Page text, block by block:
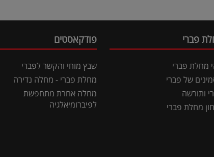
פברי
מחלת פברי
של פברי
ותורשה
מחלת פברי
פודקאסטים
שבץ מוחי והקשר לפברי
מחלת פברי - מחלה נדירה
מחלה אחרת מתחפשת
לפיברומיאלגיה